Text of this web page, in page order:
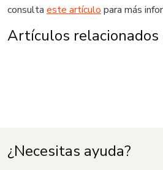
consulta este artículo para más
Artículos relacionados
¿Necesitas ayuda?